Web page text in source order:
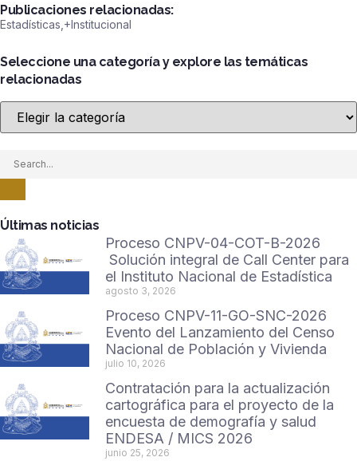
Publicaciones relacionadas:
Estadísticas ,+Institucional
Seleccione una categoría y explore las temáticas
relacionadas
Últimas noticias
Proceso CNPV-04-COT-B-2026
Solución integral de Call Center para
el Instituto Nacional de Estadística
agosto 3, 2026
Proceso CNPV-11-GO-SNC-2026
Evento del Lanzamiento del Censo
Nacional de Población y Vivienda
julio 10, 2026
Contratación para la actualización
cartográfica para el proyecto de la
encuesta de demografía y salud
ENDESA / MICS 2026
junio 25, 2026